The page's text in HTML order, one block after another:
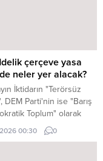
çerçeve yasa
neler yer alacak?
İktidarın "Terörsüz
DEM Parti'nin ise "Barış
Toplum" olarak
yeni çözüm sürecinin
oluşturacak
00:30 0